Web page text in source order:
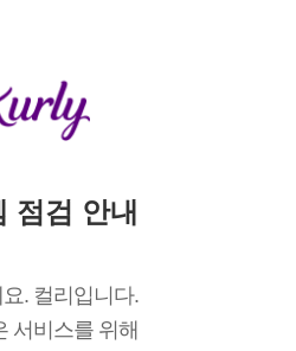
점검 안내
. 컬리입니다.
서비스를 위해